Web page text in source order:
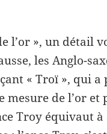
l’or », un détail
les Anglo-
« Troï », qui
mesure de l’or
Troy équivaut à